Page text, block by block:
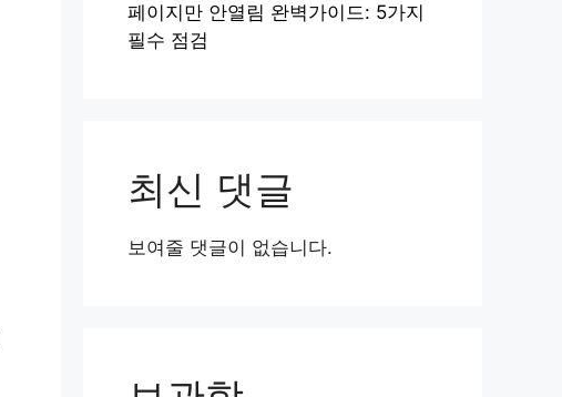
페이지만 안열림 완벽가이드: 5가지
필수 점검
최신 댓글
보여줄 댓글이 없습니다.